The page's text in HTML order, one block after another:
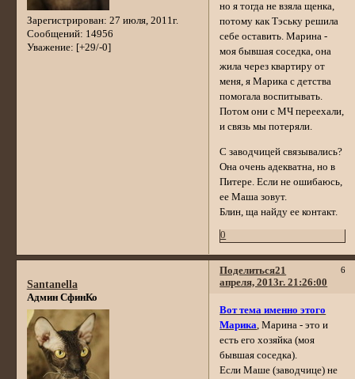
Зарегистрирован: 27 июля, 2011г.
Сообщений: 14956
Уважение: [+29/-0]
но я тогда не взяла щенка,
потому как Тэську решила
себе оставить. Марина -
моя бывшая соседка, она
жила через квартиру от
меня, я Марика с детства
помогала воспитывать.
Потом они с МЧ переехали,
и связь мы потеряли.
С заводчицей связывались?
Она очень адекватна, но в
Питере. Если не ошибаюсь,
ее Маша зовут.
Блин, ща найду ее контакт.
0
Поделиться 6
21
апреля, 2013г. 21:26:00
Santanella
Админ СфинКо
Вот тема именно этого
Марика, Марина - это и
есть его хозяйка (моя
бывшая соседка).
Если Маше (заводчице) не